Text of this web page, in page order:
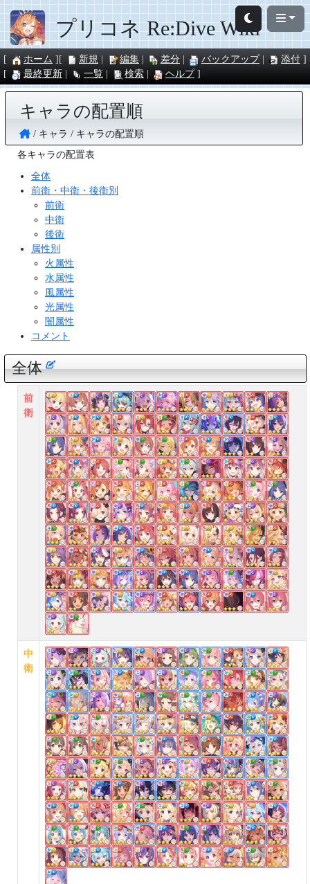
プリコネ Re:Dive Wiki
ホーム 新規 編集 差分 バックアップ
添付
最終更新
一覧 検索 ヘルプ
キャラの配置順
キャラ
キャラの配置順
各キャラの配置表
全体
前衛・中衛・後衛別
前衛
中衛
後衛
属性別
火属性
水属性
風属性
光属性
闇属性
コメント
全体
前
衛
中
衛